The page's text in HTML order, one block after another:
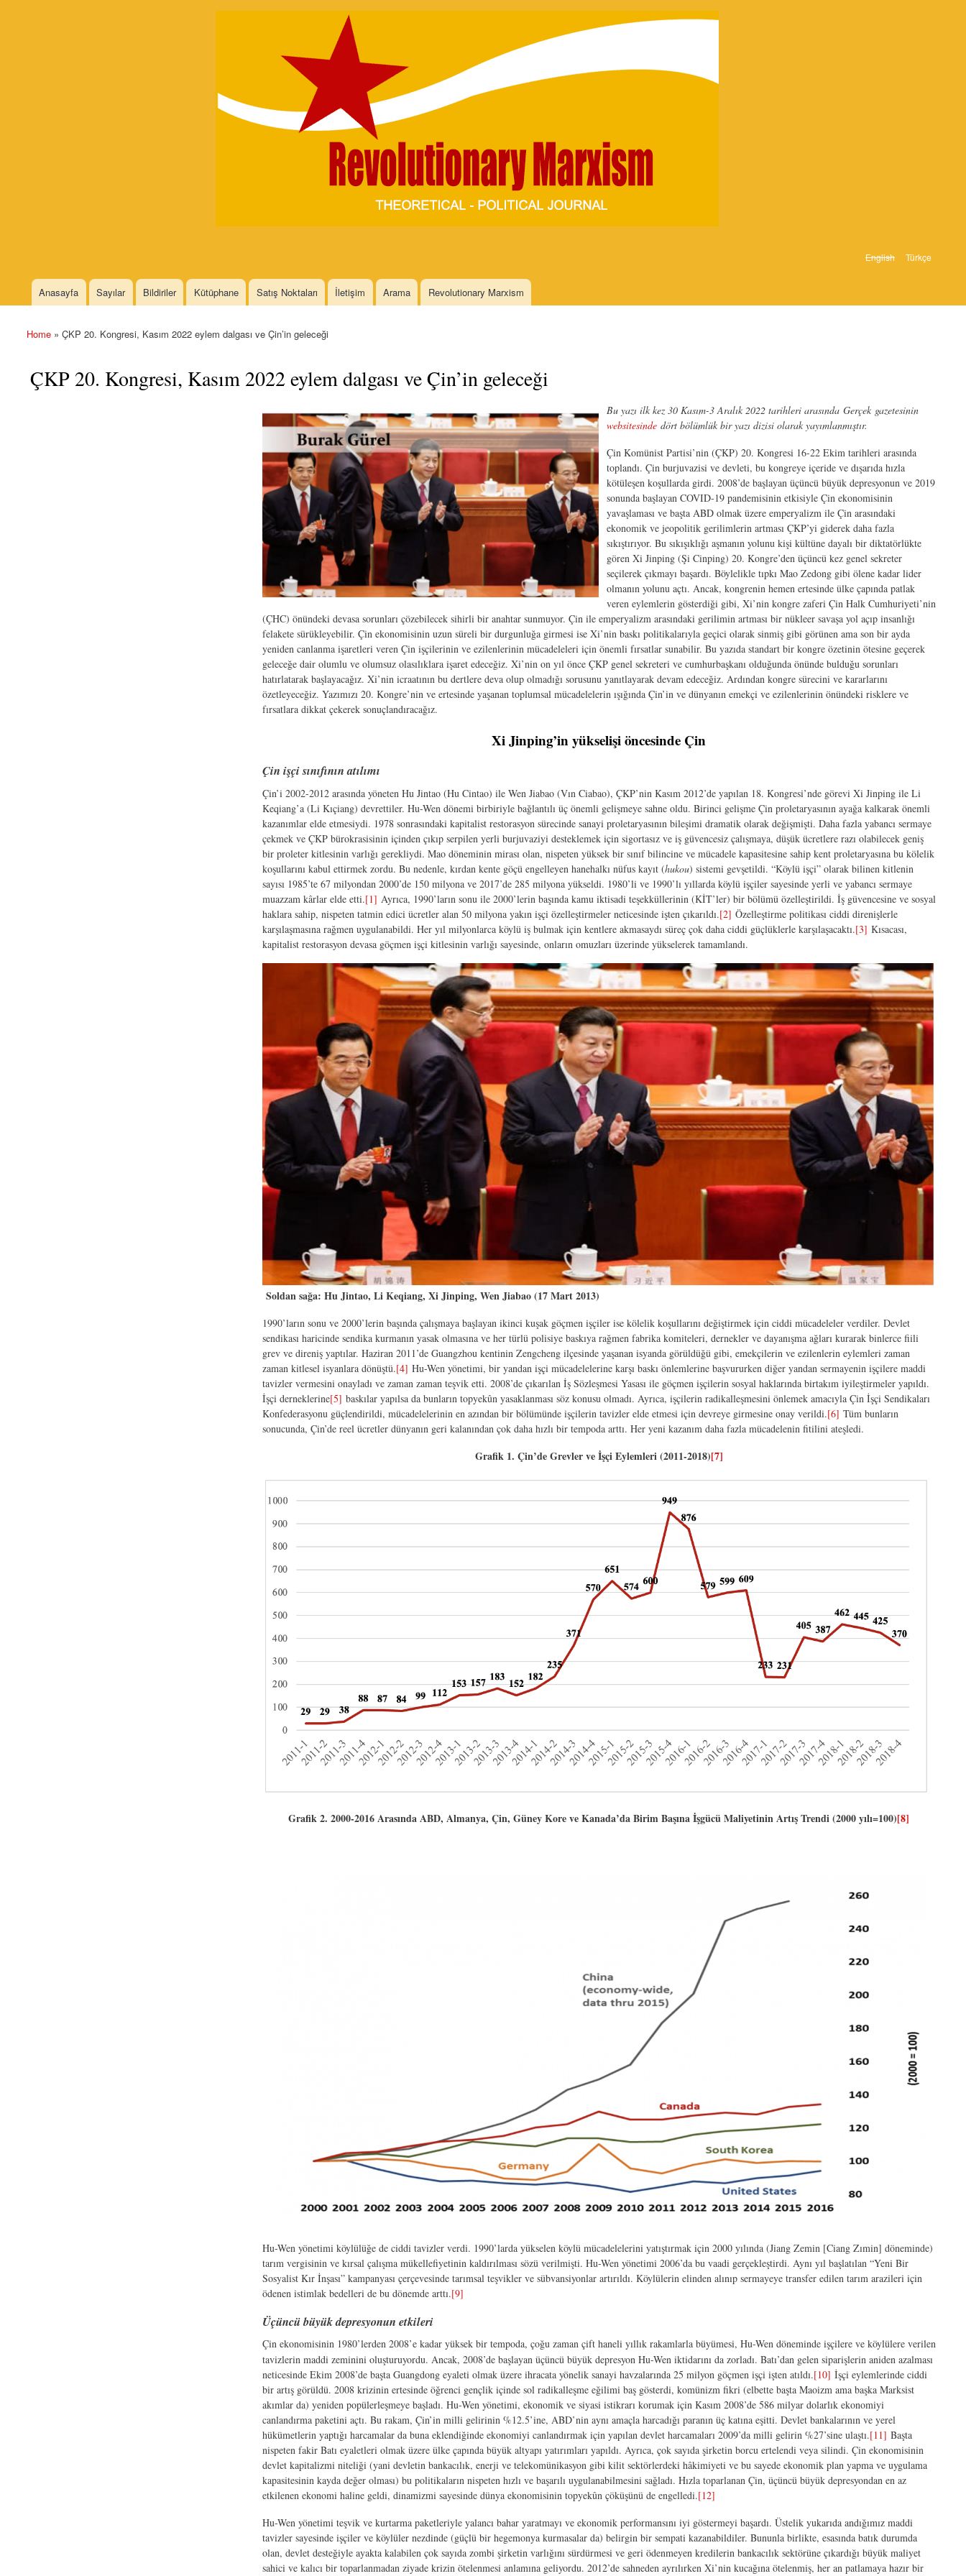
Skip to
English Türkçe
Main menu
Anasayfa Sayılar Bildiriler Kütüphane Satış Noktaları İletişim Arama Revolutionary Marxism
You are here
Home » ÇKP 20. Kongresi, Kasım 2022 eylem dalgası ve Çin’in geleceği
ÇKP 20. Kongresi, Kasım 2022 eylem dalgası ve Çin’in geleceği
Bu yazı ilk kez 30 Kasım-3 Aralık 2022 tarihleri arasında Gerçek gazetesinin
websitesindedört bölümlük bir yazı dizisi olarak yayımlanmıştır.
Çin Komünist Partisi’nin (ÇKP) 20. Kongresi 16-22 Ekim tarihleri arasında
toplandı. Çin burjuvazisi ve devleti, bu kongreye içeride ve dışarıda hızla
kötüleşen koşullarda girdi. 2008’de başlayan üçüncü büyük depresyonun ve 2019
sonunda başlayan COVID-19 pandemisinin etkisiyle Çin ekonomisinin
yavaşlaması ve başta ABD olmak üzere emperyalizm ile Çin arasındaki
ekonomik ve jeopolitik gerilimlerin artması ÇKP’yi giderek daha fazla
sıkıştırıyor. Bu sıkışıklığı aşmanın yolunu kişi kültüne dayalı bir diktatörlükte
gören Xi Jinping (Şi Cinping) 20. Kongre’den üçüncü kez genel sekreter
seçilerek çıkmayı başardı. Böylelikle tıpkı Mao Zedong gibi ölene kadar lider
olmanın yolunu açtı. Ancak, kongrenin hemen ertesinde ülke çapında patlak
veren eylemlerin gösterdiği gibi, Xi’nin kongre zaferi Çin Halk Cumhuriyeti’nin
(ÇHC) önündeki devasa sorunları çözebilecek sihirli bir anahtar sunmuyor. Çin ile emperyalizm arasındaki gerilimin artması bir nükleer savaşa yol açıp insanlığı
felakete sürükleyebilir. Çin ekonomisinin uzun süreli bir durgunluğa girmesi ise Xi’nin baskı politikalarıyla geçici olarak sinmiş gibi görünen ama son bir ayda
yeniden canlanma işaretleri veren Çin işçilerinin ve ezilenlerinin mücadeleleri için önemli fırsatlar sunabilir. Bu yazıda standart bir kongre özetinin ötesine geçerek
geleceğe dair olumlu ve olumsuz olasılıklara işaret edeceğiz. Xi’nin on yıl önce ÇKP genel sekreteri ve cumhurbaşkanı olduğunda önünde bulduğu sorunları
hatırlatarak başlayacağız. Xi’nin icraatının bu dertlere deva olup olmadığı sorusunu yanıtlayarak devam edeceğiz. Ardından kongre sürecini ve kararlarını
özetleyeceğiz. Yazımızı 20. Kongre’nin ve ertesinde yaşanan toplumsal mücadelelerin ışığında Çin’in ve dünyanın emekçi ve ezilenlerinin önündeki risklere ve
fırsatlara dikkat çekerek sonuçlandıracağız.
Xi Jinping’in yükselişi öncesinde Çin
Çin işçi sınıfının atılımı
Çin’i 2002-2012 arasında yöneten Hu Jintao (Hu Cintao) ile Wen Jiabao (Vın Ciabao), ÇKP’nin Kasım 2012’de yapılan 18. Kongresi’nde görevi Xi Jinping ile Li
Keqiang’a (Li Kıçiang) devrettiler. Hu-Wen dönemi birbiriyle bağlantılı üç önemli gelişmeye sahne oldu. Birinci gelişme Çin proletaryasının ayağa kalkarak önemli
kazanımlar elde etmesiydi. 1978 sonrasındaki kapitalist restorasyon sürecinde sanayi proletaryasının bileşimi dramatik olarak değişmişti. Daha fazla yabancı sermaye
çekmek ve ÇKP bürokrasisinin içinden çıkıp serpilen yerli burjuvaziyi desteklemek için sigortasız ve iş güvencesiz çalışmaya, düşük ücretlere razı olabilecek geniş
bir proleter kitlesinin varlığı gerekliydi. Mao döneminin mirası olan, nispeten yüksek bir sınıf bilincine ve mücadele kapasitesine sahip kent proletaryasına bu kölelik
koşullarını kabul ettirmek zordu. Bu nedenle, kırdan kente göçü engelleyen hanehalkı nüfus kayıt (hukou) sistemi gevşetildi. “Köylü işçi” olarak bilinen kitlenin
sayısı 1985’te 67 milyondan 2000’de 150 milyona ve 2017’de 285 milyona yükseldi. 1980’li ve 1990’lı yıllarda köylü işçiler sayesinde yerli ve yabancı sermaye
muazzam kârlar elde etti.[1] Ayrıca, 1990’ların sonu ile 2000’lerin başında kamu iktisadi teşekküllerinin (KİT’ler) bir bölümü özelleştirildi. İş güvencesine ve sosyal
haklara sahip, nispeten tatmin edici ücretler alan 50 milyona yakın işçi özelleştirmeler neticesinde işten çıkarıldı.[2] Özelleştirme politikası ciddi direnişlerle
karşılaşmasına rağmen uygulanabildi. Her yıl milyonlarca köylü iş bulmak için kentlere akmasaydı süreç çok daha ciddi güçlüklerle karşılaşacaktı.[3] Kısacası,
kapitalist restorasyon devasa göçmen işçi kitlesinin varlığı sayesinde, onların omuzları üzerinde yükselerek tamamlandı.
Soldan sağa: Hu Jintao, Li Keqiang, Xi Jinping, Wen Jiabao (17 Mart 2013)
1990’ların sonu ve 2000’lerin başında çalışmaya başlayan ikinci kuşak göçmen işçiler ise kölelik koşullarını değiştirmek için ciddi mücadeleler verdiler. Devlet
sendikası haricinde sendika kurmanın yasak olmasına ve her türlü polisiye baskıya rağmen fabrika komiteleri, dernekler ve dayanışma ağları kurarak binlerce fiili
grev ve direniş yaptılar. Haziran 2011’de Guangzhou kentinin Zengcheng ilçesinde yaşanan isyanda görüldüğü gibi, emekçilerin ve ezilenlerin eylemleri zaman
zaman kitlesel isyanlara dönüştü.[4] Hu-Wen yönetimi, bir yandan işçi mücadelelerine karşı baskı önlemlerine başvururken diğer yandan sermayenin işçilere maddi
tavizler vermesini onayladı ve zaman zaman teşvik etti. 2008’de çıkarılan İş Sözleşmesi Yasası ile göçmen işçilerin sosyal haklarında birtakım iyileştirmeler yapıldı.
İşçi derneklerine[5] baskılar yapılsa da bunların topyekûn yasaklanması söz konusu olmadı. Ayrıca, işçilerin radikalleşmesini önlemek amacıyla Çin İşçi Sendikaları
Konfederasyonu güçlendirildi, mücadelelerinin en azından bir bölümünde işçilerin tavizler elde etmesi için devreye girmesine onay verildi.[6] Tüm bunların
sonucunda, Çin’de reel ücretler dünyanın geri kalanından çok daha hızlı bir tempoda arttı. Her yeni kazanım daha fazla mücadelenin fitilini ateşledi.
Grafik 1. Çin’de Grevler ve İşçi Eylemleri (2011-2018)[7]
ekran-resmi-2022-11-30-223405.png
Grafik 2. 2000-2016 Arasında ABD, Almanya, Çin, Güney Kore ve Kanada’da Birim Başına İşgücü Maliyetinin Artış Trendi (2000 yılı=100)[8]
Hu-Wen yönetimi köylülüğe de ciddi tavizler verdi. 1990’larda yükselen köylü mücadelelerini yatıştırmak için 2000 yılında (Jiang Zemin [Ciang Zımin] döneminde)
tarım vergisinin ve kırsal çalışma mükellefiyetinin kaldırılması sözü verilmişti. Hu-Wen yönetimi 2006’da bu vaadi gerçekleştirdi. Aynı yıl başlatılan “Yeni Bir
Sosyalist Kır İnşası” kampanyası çerçevesinde tarımsal teşvikler ve sübvansiyonlar artırıldı. Köylülerin elinden alınıp sermayeye transfer edilen tarım arazileri için
ödenen istimlak bedelleri de bu dönemde arttı.[9]
Üçüncü büyük depresyonun etkileri
Çin ekonomisinin 1980’lerden 2008’e kadar yüksek bir tempoda, çoğu zaman çift haneli yıllık rakamlarla büyümesi, Hu-Wen döneminde işçilere ve köylülere verilen
tavizlerin maddi zeminini oluşturuyordu. Ancak, 2008’de başlayan üçüncü büyük depresyon Hu-Wen iktidarını da zorladı. Batı’dan gelen siparişlerin aniden azalması
neticesinde Ekim 2008’de başta Guangdong eyaleti olmak üzere ihracata yönelik sanayi havzalarında 25 milyon göçmen işçi işten atıldı.[10] İşçi eylemlerinde ciddi
bir artış görüldü. 2008 krizinin ertesinde öğrenci gençlik içinde sol radikalleşme eğilimi baş gösterdi, komünizm fikri (elbette başta Maoizm ama başka Marksist
akımlar da) yeniden popülerleşmeye başladı. Hu-Wen yönetimi, ekonomik ve siyasi istikrarı korumak için Kasım 2008’de 586 milyar dolarlık ekonomiyi
canlandırma paketini açtı. Bu rakam, Çin’in milli gelirinin %12.5’ine, ABD’nin aynı amaçla harcadığı paranın üç katına eşitti. Devlet bankalarının ve yerel
hükümetlerin yaptığı harcamalar da buna eklendiğinde ekonomiyi canlandırmak için yapılan devlet harcamaları 2009’da milli gelirin %27’sine ulaştı.[11] Başta
nispeten fakir Batı eyaletleri olmak üzere ülke çapında büyük altyapı yatırımları yapıldı. Ayrıca, çok sayıda şirketin borcu ertelendi veya silindi. Çin ekonomisinin
devlet kapitalizmi niteliği (yani devletin bankacılık, enerji ve telekomünikasyon gibi kilit sektörlerdeki hâkimiyeti ve bu sayede ekonomik plan yapma ve uygulama
kapasitesinin kayda değer olması) bu politikaların nispeten hızlı ve başarılı uygulanabilmesini sağladı. Hızla toparlanan Çin, üçüncü büyük depresyondan en az
etkilenen ekonomi haline geldi, dinamizmi sayesinde dünya ekonomisinin topyekûn çöküşünü de engelledi.[12]
Hu-Wen yönetimi teşvik ve kurtarma paketleriyle yalancı bahar yaratmayı ve ekonomik performansını iyi göstermeyi başardı. Üstelik yukarıda andığımız maddi
tavizler sayesinde işçiler ve köylüler nezdinde (güçlü bir hegemonya kurmasalar da) belirgin bir sempati kazanabildiler. Bununla birlikte, esasında batık durumda
olan, devlet desteğiyle ayakta kalabilen çok sayıda zombi şirketin varlığını sürdürmesi ve geri ödenmeyen kredilerin bankacılık sektörüne çıkardığı büyük maliyet
sahici ve kalıcı bir toparlanmadan ziyade krizin ötelenmesi anlamına geliyordu. 2012’de sahneden ayrılırken Xi’nin kucağına ötelenmiş, her an patlamaya hazır bir